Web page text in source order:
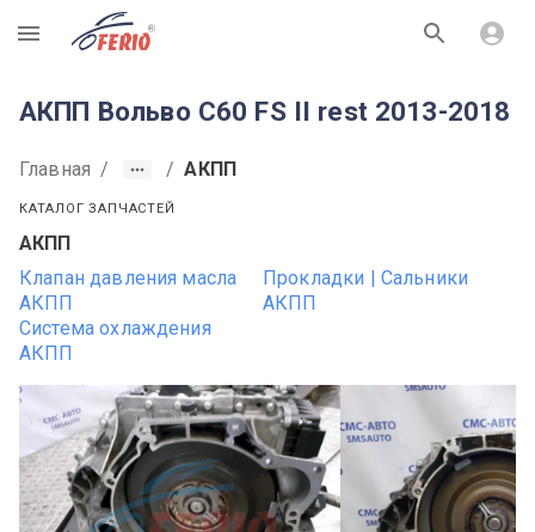
R
АКПП Вольво С60 FS II rest 2013-2018
Главная / / АКПП
КАТАЛОГ ЗАПЧАСТЕЙ
АКПП
Клапан давления масла
АКПП
Прокладки | Сальники
АКПП
Система охлаждения
АКПП